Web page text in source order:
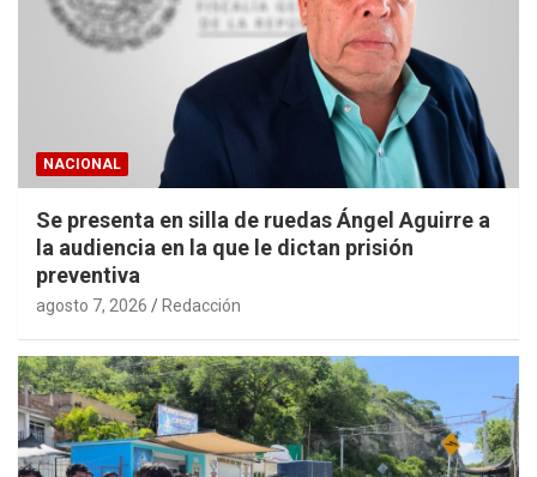
NACIONAL
Se presenta en silla de ruedas Ángel Aguirre a
la audiencia en la que le dictan prisión
preventiva
agosto 7, 2026 Redacción